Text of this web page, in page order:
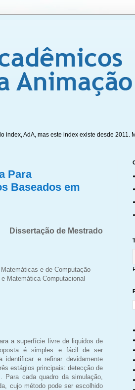
AdA, mas este index existe desde 2011.
Para
Baseados em
Dissertação de Mestrado
e de Computação
Matemática Computacional
a superfície livre de liquidos de
é simples e fácil de ser
identificar e refinar devidamente
estágios principais: detecção de
cada quadro da simulação,
cujo método pode ser escolhido